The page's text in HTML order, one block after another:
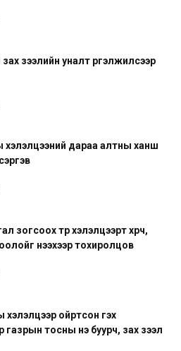
зээлийн уналт үргэлжилсээр
дараа алтны ханш
зогсоох түр хэлэлцээрт хүрч,
нээхээр тохиролцов
ойртсон гэх
газрын тосны үнэ буурч, зах зээл